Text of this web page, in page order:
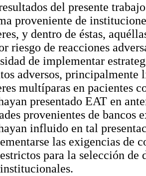
del presente
proveniente de
y dentro de éstas,
riesgo de reacciones
de implementar
adversos,
multíparas en pacientes
presentado EAT en
provenientes de bancos
influido en tal
las exigencias de
para la selección de